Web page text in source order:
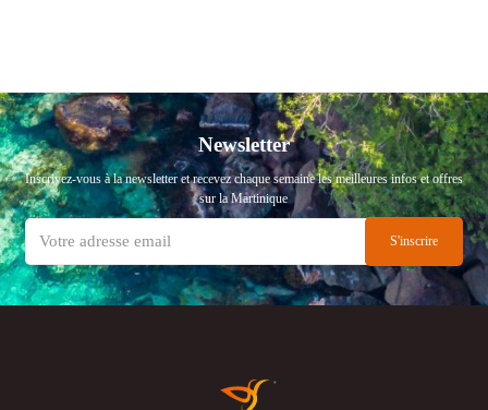
Newsletter
Inscrivez-vous à la newsletter et recevez chaque semaine les meilleures infos et offres
sur la Martinique